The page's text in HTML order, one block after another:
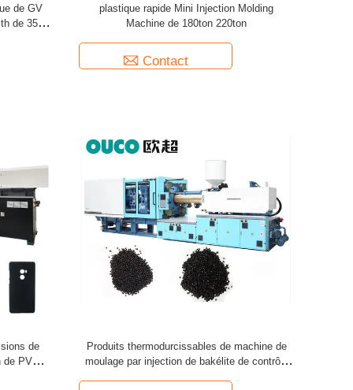
de GV
de 350
plastique rapide Mini Injection Molding
Machine de 180ton 220ton
Contact
de
de PVC
Produits thermodurcissables de machine de
moulage par injection de bakélite de contrôle